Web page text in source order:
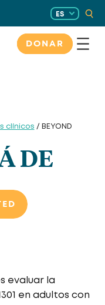
ES
DONAR
clínicos / BEYOND
DE
evaluar la
en adultos con